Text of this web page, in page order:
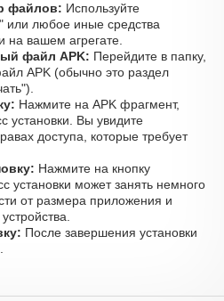
файлов: Используйте
любое иные средства
вашем агрегате.
файл APK: Перейдите в папку,
APK (обычно это раздел
Нажмите на APK фрагмент,
установки. Вы увидите
доступа, которые требует
Нажмите на кнопку
установки может занять немного
от размера приложения и
После завершения установки